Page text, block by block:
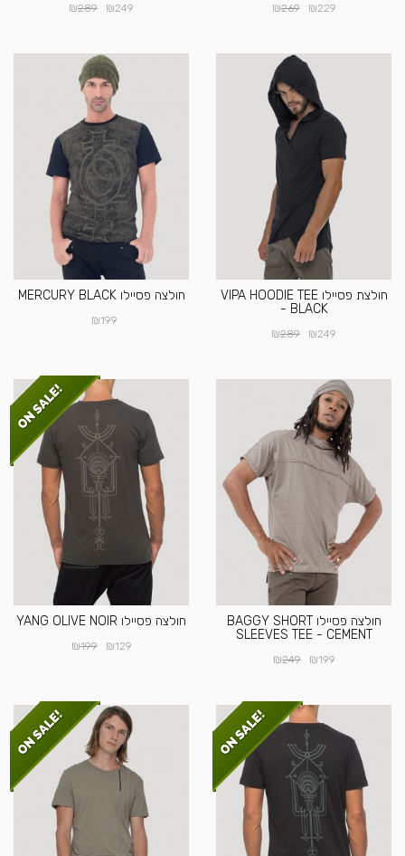
₪229
₪269
₪249
₪289
חולצת פסיילו VIPA HOODIE TEE
- BLACK
₪249
₪289
חולצה פסיילו MERCURY BLACK
₪199
חולצה פסיילו BAGGY SHORT
SLEEVES TEE - CEMENT
₪199
₪249
חולצה פסיילו YANG OLIVE NOIR
₪129
₪199